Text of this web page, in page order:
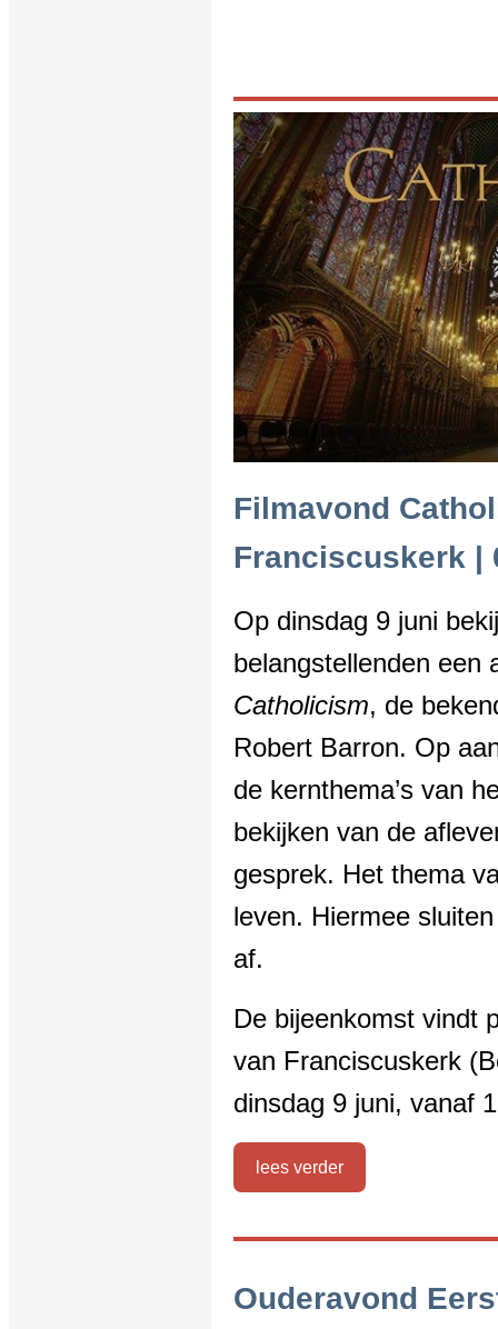
Filmavond
Franciscuskerk |
Op dinsdag 9 juni
belangstellenden een
Catholicism, de
Robert Barron. Op
de kernthema’s van
bekijken van de
gesprek. Het thema
leven. Hiermee
af.
De bijeenkomst vindt
van Franciscuskerk
dinsdag 9 juni, vanaf
lees verder
Ouderavond